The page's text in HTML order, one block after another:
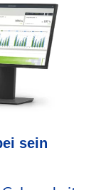
sein